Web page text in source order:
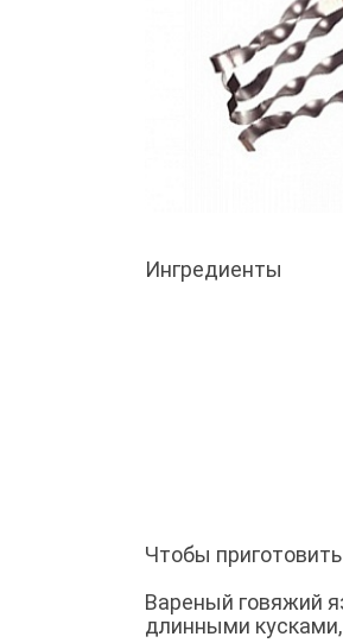
Ингредиенты
Чтобы
Вареный говяжий
длинными